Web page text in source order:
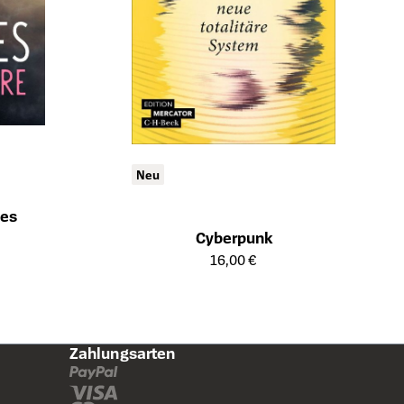
Neu
Cyberpunk
Öffnet die Detailseite des Produkts
16,00 €
Zahlungsarten